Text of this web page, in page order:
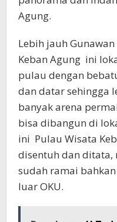
Agung.
Lebih jauh
Keban Agung ini
pulau dengan
dan datar sehingga
banyak arena
bisa dibangun di
ini Pulau Wisata
disentuh dan ditata,
sudah ramai
luar OKU.